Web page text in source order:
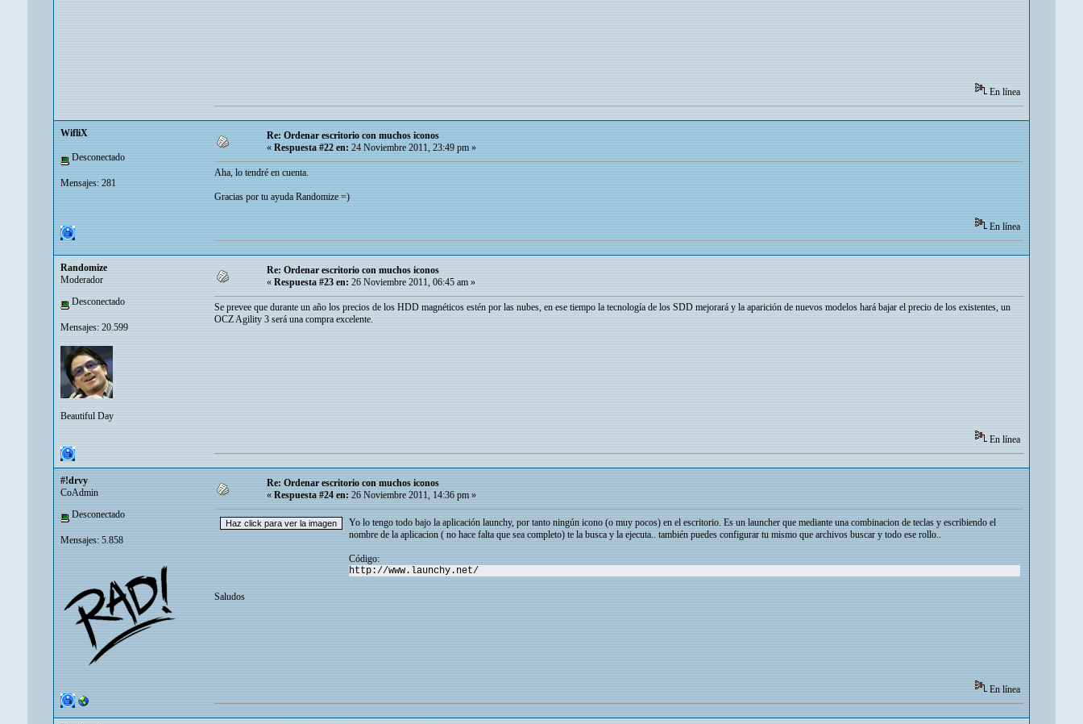
En línea
WifliX
Desconectado
Mensajes: 281
Re: Ordenar escritorio con muchos iconos
«Respuesta #22 en:24 Noviembre 2011, 23:49 pm »
Aha, lo tendré en cuenta.
Gracias por tu ayuda Randomize =)
En línea
Randomize
Moderador
Desconectado
Mensajes: 20.599
Beautiful Day
Re: Ordenar escritorio con muchos iconos
« Respuesta #23 en: 26 Noviembre 2011, 06:45 am »
Se prevee que durante un año los precios de los HDD magnéticos estén por las nubes, en ese tiempo la tecnología de los SDD mejorará y la aparición de nuevos modelos hará bajar el precio de los existentes, un
OCZ Agility 3 será una compra excelente.
En línea
#!drvy
CoAdmin
Desconectado
Mensajes: 5.858
Re: Ordenar escritorio con muchos iconos
«Respuesta #24 en:26 Noviembre 2011, 14:36 pm »
Yo lo tengo todo bajo la aplicación launchy, por tanto ningún icono (o muy pocos) en el escritorio. Es un launcher que mediante una combinacion de teclas y escribiendo el
nombre de la aplicacion ( no hace falta que sea completo) te la busca y la ejecuta.. también puedes configurar tu mismo que archivos buscar y todo ese rollo..
Código:
http://www.launchy.net/
Saludos
En línea